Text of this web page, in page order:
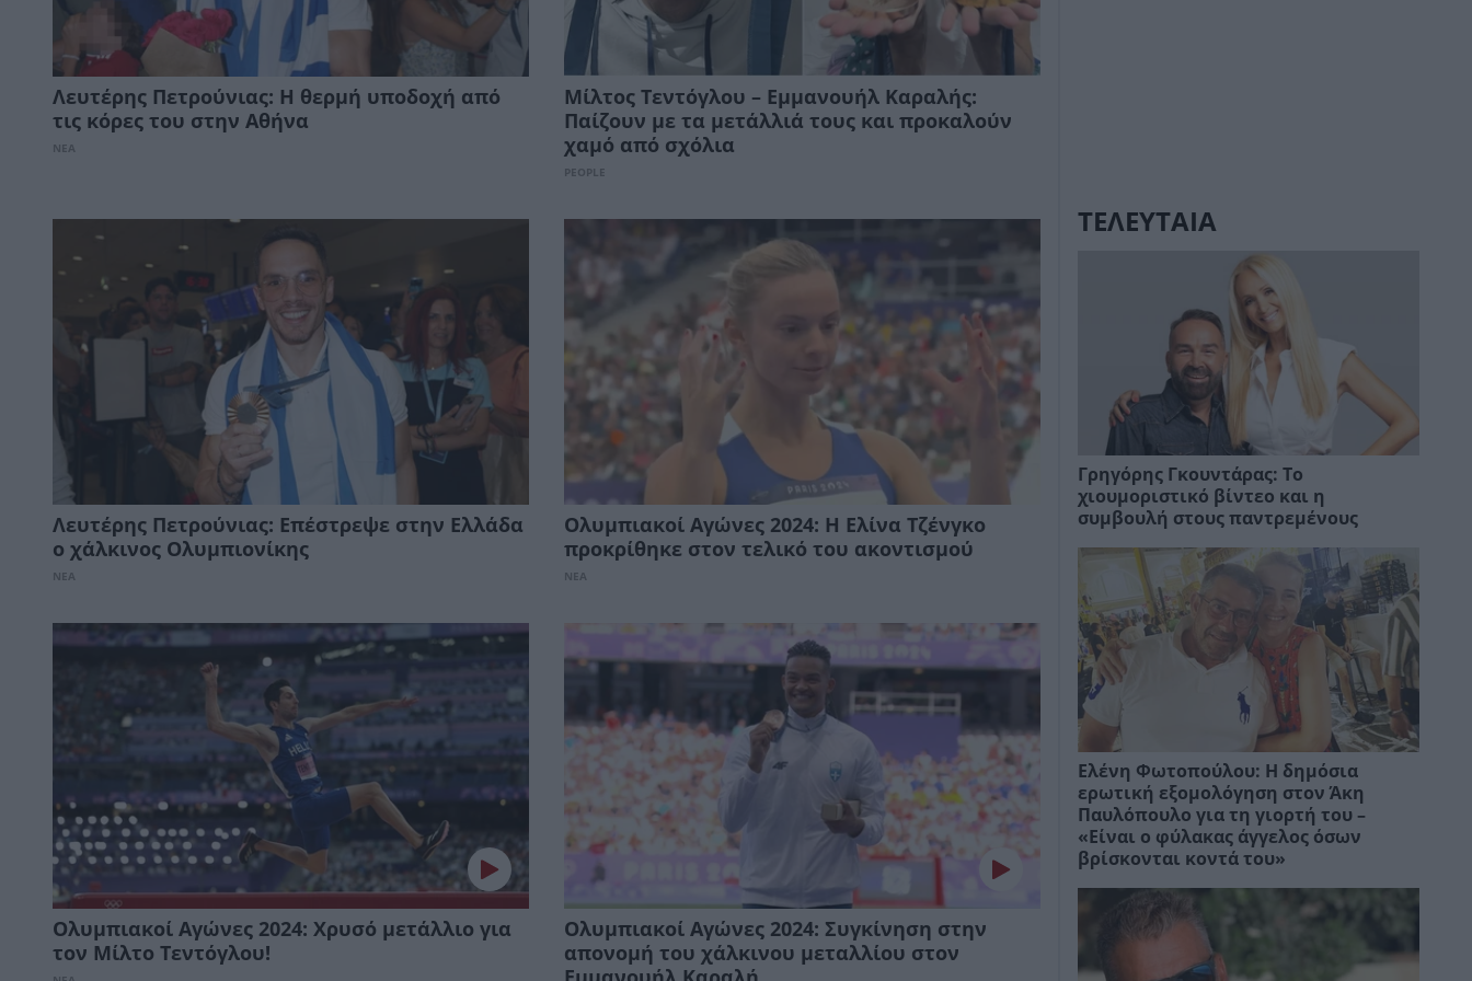
Λευτέρης Πετρούνιας: Η θερμή υποδοχή από
τις κόρες του στην Αθήνα
ΝΕΑ
Μίλτος Τεντόγλου – Εμμανουήλ Καραλής:
Παίζουν με τα μετάλλιά τους και προκαλούν
χαμό από σχόλια
PEOPLE
Λευτέρης Πετρούνιας: Επέστρεψε στην Ελλάδα
ο χάλκινος Ολυμπιονίκης
ΝΕΑ
Ολυμπιακοί Αγώνες 2024: Η Ελίνα Τζένγκο
προκρίθηκε στον τελικό του ακοντισμού
ΝΕΑ
Ολυμπιακοί Αγώνες 2024: Χρυσό μετάλλιο για
τον Μίλτο Τεντόγλου!
Ολυμπιακοί Αγώνες 2024: Συγκίνηση στην
απονομή του χάλκινου μεταλλίου στον
ΤΕΛΕΥΤΑΙΑ
Γρηγόρης Γκουντάρας: Το
χιουμοριστικό βίντεο και η
συμβουλή στους παντρεμένους
Ελένη Φωτοπούλου: Η δημόσια
ερωτική εξομολόγηση στον Άκη
Παυλόπουλο για τη γιορτή του –
«Είναι ο φύλακας άγγελος όσων
βρίσκονται κοντά του»